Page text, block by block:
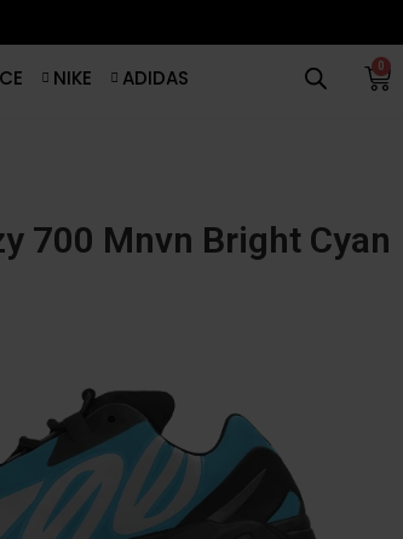
0
ADIDAS
NIKE
700 Mnvn Bright Cyan